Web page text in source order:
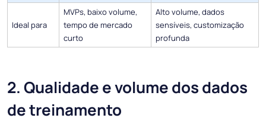
Ideal para
MVPs, baixo volume,
tempo de mercado
curto
Alto volume, dados
sensíveis, customização
profunda
2. Qualidade e volume dos dados
de treinamento